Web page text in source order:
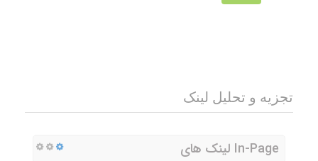
تجزیه و تحلیل لینک
In-Page لینک های